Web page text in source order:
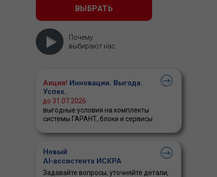
ВЫБРАТЬ
Почему
выбирают нас
Акция! Инновации. Выгода.
Успех.
выгодные условия на комплекты
системы ГАРАНТ, блоки и сервисы
до 31.07.2026
Новый
AI-ассистента ИСКРА
Задавайте вопросы, уточняйте детали,